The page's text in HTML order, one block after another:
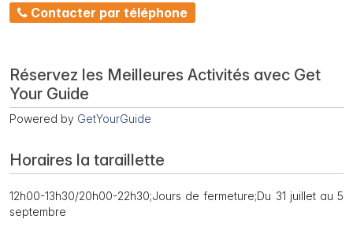
Contacter par téléphone
Réservez les Meilleures Activités avec Get
Your Guide
Powered by GetYourGuide
Horaires la taraillette
12h00-13h30/20h00-22h30;Jours de fermeture;Du 31 juillet au 5
septembre